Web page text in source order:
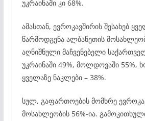
უკრაინაში კი 68%.
ამასთან, ევროკავშირის შესახებ
წარმოდგენა ალბანეთის
აღნიშნული მაჩვენებელი
უკრაინაში 49%, მოლდოვაში 55%,
ყველაზე ნაკლები – 38%.
სულ, გაფართოების მომხრე
მოსახლეობის 56%-ია.